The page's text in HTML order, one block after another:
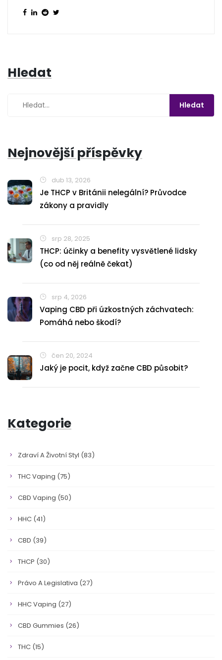
Hledat
Nejnovější příspěvky
dub 13, 2026
Je THCP v Británii nelegální? Průvodce
zákony a pravidly
srp 28, 2025
THCP: účinky a benefity vysvětlené lidsky
(co od něj reálně čekat)
srp 4, 2026
Vaping CBD při úzkostných záchvatech:
Pomáhá nebo škodí?
čen 20, 2024
Jaký je pocit, když začne CBD působit?
Kategorie
Zdraví A Životní Styl (83)
THC Vaping (75)
CBD Vaping (50)
HHC (41)
CBD (39)
THCP (30)
Právo A Legislativa (27)
HHC Vaping (27)
CBD Gummies (26)
THC (15)